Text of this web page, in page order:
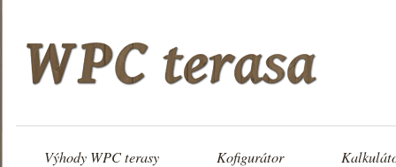
Výhody WPC terasy Kofigurátor